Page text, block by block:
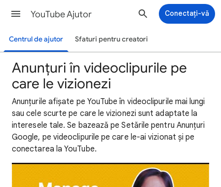
YouTube Ajutor Conectați-vă
Centrul de ajutor Sfaturi pentru creatori
Anunțuri în videoclipurile pe
care le vizionezi
Anunțurile afișate pe YouTube în videoclipurile mai lungi
sau cele scurte pe care le vizionezi sunt adaptate la
interesele tale. Se bazează pe Setările pentru Anunțuri
Google, pe videoclipurile pe care le-ai vizionat și pe
conectarea la YouTube.